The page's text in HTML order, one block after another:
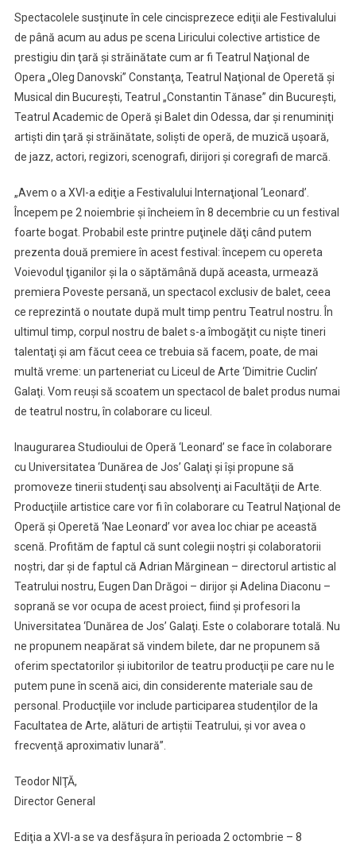
Spectacolele susţinute în cele cincisprezece ediţii ale Festivalului
de până acum au adus pe scena Liricului colective artistice de
prestigiu din ţară şi străinătate cum ar fi Teatrul Naţional de
Opera „Oleg Danovski” Constanţa, Teatrul Naţional de Operetă şi
Musical din Bucureşti, Teatrul „Constantin Tănase” din Bucureşti,
Teatrul Academic de Operă şi Balet din Odessa, dar şi renuminiţi
artişti din ţară şi străinătate, solişti de operă, de muzică uşoară,
de jazz, actori, regizori, scenografi, dirijori şi coregrafi de marcă.
„Avem o a XVI-a ediţie a Festivalului Internaţional ‘Leonard’.
Începem pe 2 noiembrie şi încheiem în 8 decembrie cu un festival
foarte bogat. Probabil este printre puţinele dăţi când putem
prezenta două premiere în acest festival: începem cu opereta
Voievodul ţiganilor şi la o săptămână după aceasta, urmează
premiera Poveste persană, un spectacol exclusiv de balet, ceea
ce reprezintă o noutate după mult timp pentru Teatrul nostru. În
ultimul timp, corpul nostru de balet s-a îmbogăţit cu nişte tineri
talentaţi şi am făcut ceea ce trebuia să facem, poate, de mai
multă vreme: un parteneriat cu Liceul de Arte ‘Dimitrie Cuclin’
Galaţi. Vom reuşi să scoatem un spectacol de balet produs numai
de teatrul nostru, în colaborare cu liceul.
Inaugurarea Studioului de Operă ‘Leonard’ se face în colaborare
cu Universitatea ‘Dunărea de Jos’ Galaţi şi îşi propune să
promoveze tinerii studenţi sau absolvenţi ai Facultăţii de Arte.
Producţiile artistice care vor fi în colaborare cu Teatrul Naţional de
Operă şi Operetă ‘Nae Leonard’ vor avea loc chiar pe această
scenă. Profităm de faptul că sunt colegii noştri şi colaboratorii
noştri, dar şi de faptul că Adrian Mărginean – directorul artistic al
Teatrului nostru, Eugen Dan Drăgoi – dirijor şi Adelina Diaconu –
soprană se vor ocupa de acest proiect, fiind şi profesori la
Universitatea ‘Dunărea de Jos’ Galaţi. Este o colaborare totală. Nu
ne propunem neapărat să vindem bilete, dar ne propunem să
oferim spectatorilor şi iubitorilor de teatru producţii pe care nu le
putem pune în scenă aici, din considerente materiale sau de
personal. Producţiile vor include participarea studenţilor de la
Facultatea de Arte, alături de artiştii Teatrului, şi vor avea o
frecvenţă aproximativ lunară”.
Teodor NIŢĂ,
Director General
Ediţia a XVI-a se va desfăşura în perioada 2 octombrie – 8